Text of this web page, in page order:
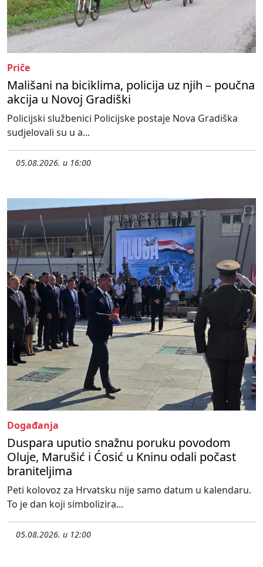
Priče
Mališani na biciklima, policija uz njih – poučna
akcija u Novoj Gradiški
Policijski službenici Policijske postaje Nova Gradiška
sudjelovali su u a...
05.08.2026. u 16:00
Događanja
Duspara uputio snažnu poruku povodom
Oluje, Marušić i Ćosić u Kninu odali počast
braniteljima
Peti kolovoz za Hrvatsku nije samo datum u kalendaru.
To je dan koji simbolizira...
05.08.2026. u 12:00